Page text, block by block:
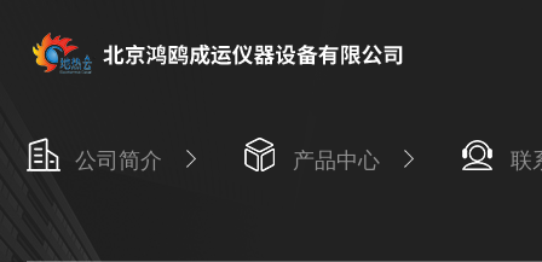
公司简介 产品中心 联